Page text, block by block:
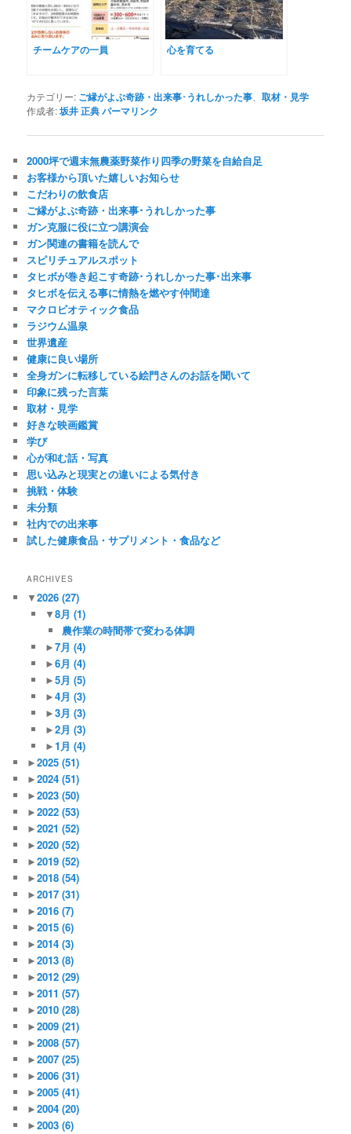
チームケアの一員 心を育てる
カテゴリー: ご縁がよぶ奇跡・出来事･うれしかった事、取材・見学
作成者:坂井 正典パーマリンク
2000坪で週末無農薬野菜作り四季の野菜を自給自足
お客様から頂いた嬉しいお知らせ
こだわりの飲食店
ご縁がよぶ奇跡・出来事･うれしかった事
ガン克服に役に立つ講演会
ガン関連の書籍を読んで
スピリチュアルスポット
タヒボが巻き起こす奇跡･うれしかった事･出来事
タヒボを伝える事に情熱を燃やす仲間達
マクロビオティック食品
ラジウム温泉
世界遺産
健康に良い場所
全身ガンに転移している絵門さんのお話を聞いて
印象に残った言葉
取材・見学
好きな映画鑑賞
学び
心が和む話・写真
思い込みと現実との違いによる気付き
挑戦・体験
未分類
社内での出来事
試した健康食品・サプリメント・食品など
ARCHIVES
▼2026(27)
▼8月 (1)
農作業の時間帯で変わる体調
►7月 (4)
►6月 (4)
►5月 (5)
►4月 (3)
►3月 (3)
►2月 (3)
►1月 (4)
►2025(51)
►2024(51)
►2023(50)
►2022(53)
►2021(52)
►2020(52)
►2019(52)
►2018(54)
►2017(31)
►2016(7)
►2015(6)
►2014(3)
►2013(8)
►2012(29)
►2011(57)
►2010(28)
►2009(21)
►2008(57)
►2007(25)
►2006(31)
►2005(41)
►2004(20)
►2003(6)